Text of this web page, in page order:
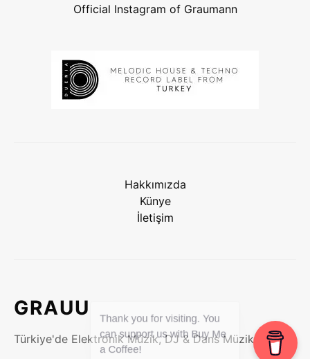
Official Instagram of Graumann
Hakkımızda
Künye
İletişim
GRAUU
Türkiye'de Elektronik Müzik, DJ & Dans Müzikleri